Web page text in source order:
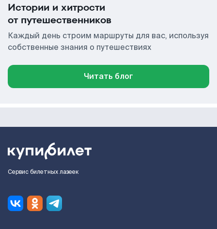
Истории и хитрости
от путешественников
Каждый день строим маршруты для вас, используя
собственные знания о путешествиях
Читать блог
Сервис билетных лазеек